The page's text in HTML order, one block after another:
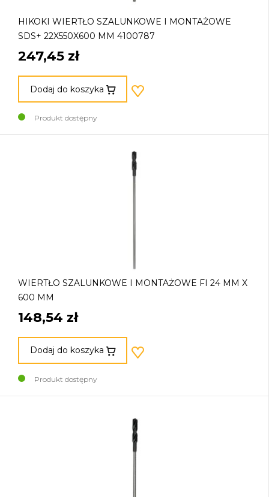
HIKOKI WIERTŁO SZALUNKOWE I MONTAŻOWE
SDS+ 22X550X600 MM 4100787
247,45 zł
Dodaj do koszyka
Produkt dostępny
WIERTŁO SZALUNKOWE I MONTAŻOWE FI 24 MM X
600 MM
148,54 zł
Dodaj do koszyka
Produkt dostępny